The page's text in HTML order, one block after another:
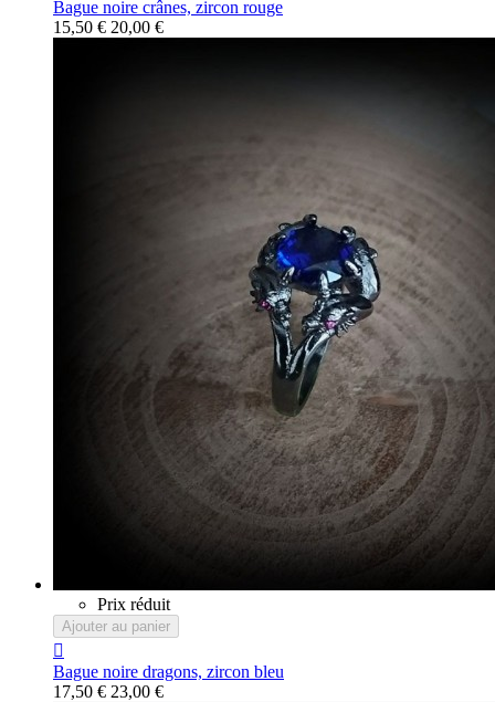
Bague noire crânes, zircon rouge
15,50 € 20,00 €
Prix réduit
Ajouter au panier

Bague noire dragons, zircon bleu
17,50 € 23,00 €